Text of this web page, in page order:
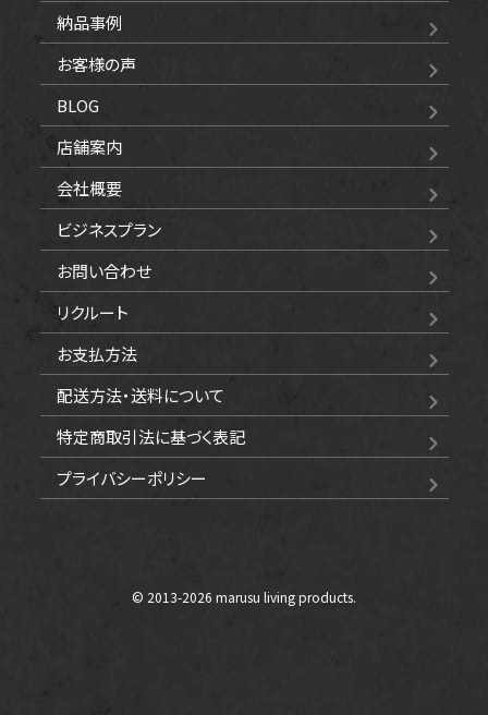
納品事例
お客様の声
BLOG
店舗案内
会社概要
ビジネスプラン
お問い合わせ
リクルート
お支払方法
配送方法・送料について
特定商取引法に基づく表記
プライバシーポリシー
© 2013-2026 marusu living products.